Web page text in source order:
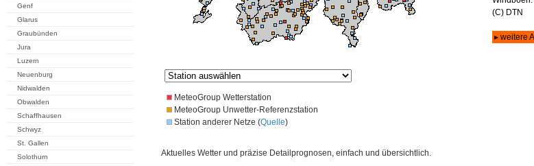
Genf
Glarus
Graubünden
Jura
Luzern
Neuenburg
Nidwalden
Obwalden
Schaffhausen
Schwyz
St. Gallen
Solothurn
MeteoGroup Wetterstation
MeteoGroup Unwetter-Referenzstation
Station anderer Netze (Quelle)
Aktuelles Wetter und präzise Detailprognosen, einfach und übersichtlich.